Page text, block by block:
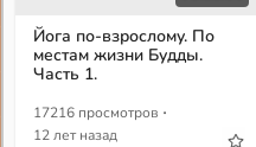
Йога по-взрослому. По
местам жизни Будды.
Часть 1.
17216 просмотров ·
12 лет назад